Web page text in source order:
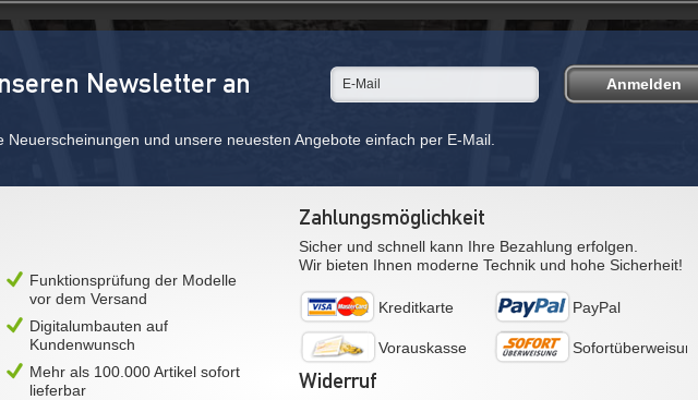
Newsletter an
und unsere neuesten Angebote einfach per E-Mail.
Funktionsprüfung der Modelle
vor dem Versand
Digitalumbauten auf
Kundenwunsch
Mehr als 100.000 Artikel sofort
lieferbar
Zahlungsmöglichkeit
Sicher und schnell kann Ihre Bezahlung erfolgen.
Wir bieten Ihnen moderne Technik und hohe Sicherheit!
Kreditkarte PayPal
Vorauskasse Sofortüberweisung
Widerruf